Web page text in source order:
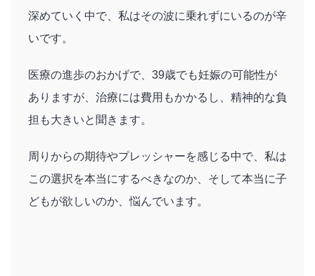
深めていく中で、私はその波に乗れずにいるのが辛
いです。
医療の進歩のおかげで、39歳でも妊娠の可能性が
ありますが、治療には費用もかかるし、精神的な負
担も大きいと聞きます。
周りからの期待やプレッシャーを感じる中で、私は
この選択を本当にするべきなのか、そして本当に子
どもが欲しいのか、悩んでいます。